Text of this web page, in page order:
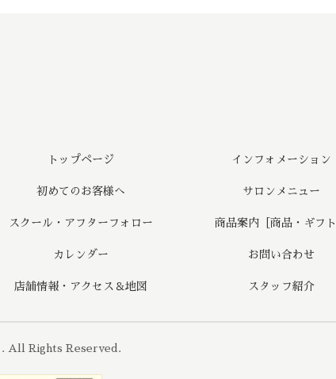
トップページ インフォメーション
初めてのお客様へ サロンメニュー
スクール・アフターフォロー 商品案内［商品・ギフト
カレンダー お問い合わせ
店舗情報・アクセス＆地図 スタッフ紹介
. All Rights Reserved.